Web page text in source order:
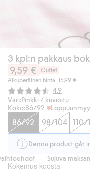
3 kpl:n pakkaus
9,59 €
Outlet
Alkuperäinen hinta: 15,99 €
4.9
Väri:Pinkki / kuvioitu
Koko:86/92
86/92 98/104 110/
Denna product går
Sujuva
Kokemus koosta